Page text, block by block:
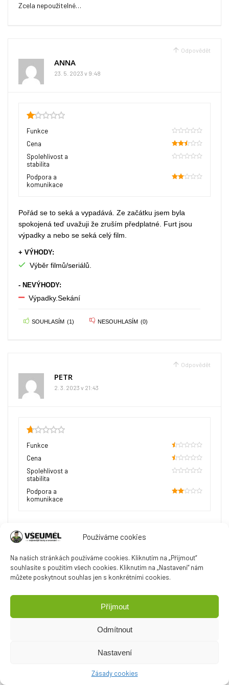
Používáme cookies
Na našich stránkách používáme cookies. Kliknutím na „Přijmout“
souhlasíte s použitím všech cookies. Kliknutím na „Nastavení“ nám
můžete poskytnout souhlas jen s konkrétními cookies.
Příjmout
Odmítnout
Nastavení
Zásady cookies
Zcela nepoužitelné…
Odpovědět
ANNA
23. 5. 2023 v 9:48
1.1
Funkce
0
Cena
50
Spolehlivost a
stabilita
Podpora a
komunikace
Pořád se to seká a vypadává. Ze začátku jsem byla
spokojená teď uvažuji že zruším předplatné. Furt jsou
výpadky a nebo se seká celý film.
+ VÝHODY:
Výběr filmů/seriálů.
- NEVÝHODY:
Výpadky.Sekání
SOUHLASÍM (1) NESOUHLASÍM (0)
Odpovědět
PETR
2. 3. 2023 v 21:43
0.75
Funkce
10
Cena
10
Spolehlivost a
stabilita
Podpora a
komunikace
+ VÝHODY:
Cena
- NEVÝHODY:
připlatit u konkurence a má člověk obraz a zvuk